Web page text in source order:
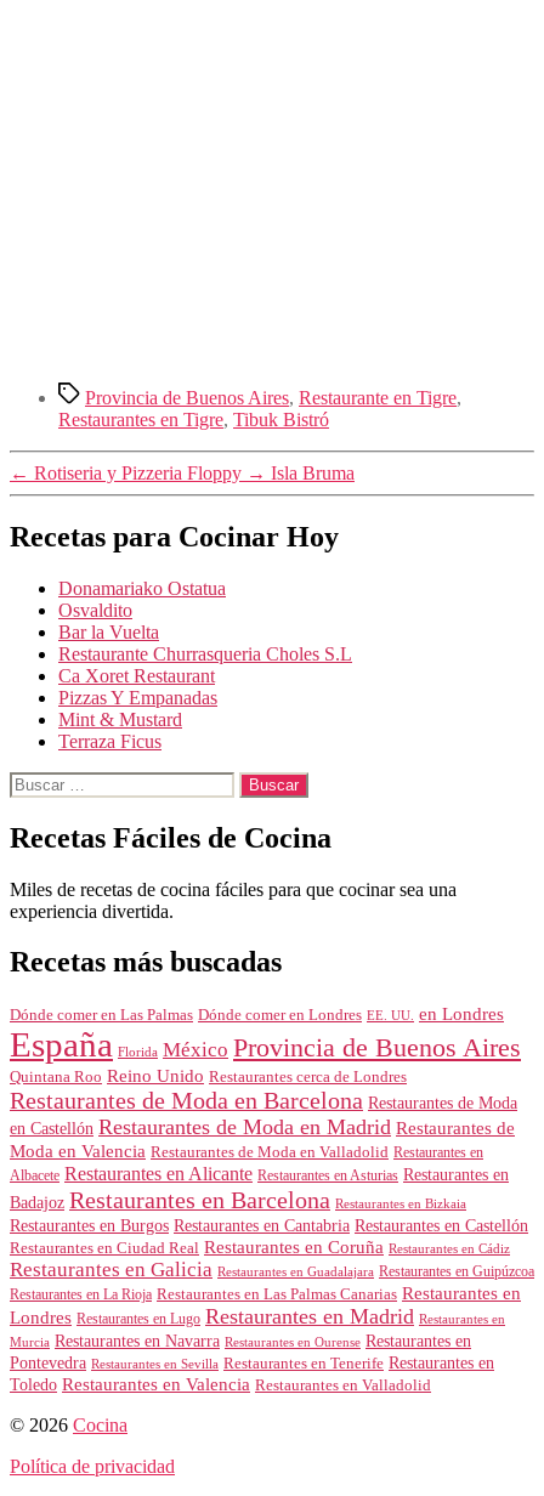
Etiquetas
Provincia de Buenos Aires, Restaurante en Tigre,
Restaurantes en Tigre, Tibuk Bistró
← Rotiseria y Pizzeria Floppy → Isla Bruma
Recetas para Cocinar Hoy
Donamariako Ostatua
Osvaldito
Bar la Vuelta
Restaurante Churrasqueria Choles S.L
Ca Xoret Restaurant
Pizzas Y Empanadas
Mint & Mustard
Terraza Ficus
Buscar:
Recetas Fáciles de Cocina
Miles de recetas de cocina fáciles para que cocinar sea una
experiencia divertida.
Recetas más buscadas
Dónde comer en Las Palmas Dónde comer en Londres EE. UU. en Londres
España Florida México Provincia de Buenos Aires
Quintana Roo Reino Unido Restaurantes cerca de Londres
Restaurantes de Moda en Barcelona Restaurantes de Moda
en Castellón Restaurantes de Moda en Madrid Restaurantes de
Moda en Valencia Restaurantes de Moda en Valladolid Restaurantes en
Albacete Restaurantes en Alicante Restaurantes en Asturias Restaurantes en
Badajoz Restaurantes en Barcelona Restaurantes en Bizkaia
Restaurantes en Burgos Restaurantes en Cantabria Restaurantes en Castellón
Restaurantes en Ciudad Real Restaurantes en Coruña Restaurantes en Cádiz
Restaurantes en Galicia Restaurantes en Guadalajara Restaurantes en Guipúzcoa
Restaurantes en La Rioja Restaurantes en Las Palmas Canarias Restaurantes en
Londres Restaurantes en Lugo Restaurantes en Madrid Restaurantes en
Murcia Restaurantes en Navarra Restaurantes en Ourense Restaurantes en
Pontevedra Restaurantes en Sevilla Restaurantes en Tenerife Restaurantes en
Toledo Restaurantes en Valencia Restaurantes en Valladolid
© 2026 Cocina
Política de privacidad